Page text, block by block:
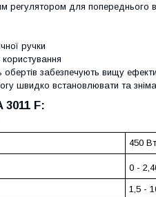
регулятором для попереднього
ручки
обертів забезпечують вищу
швидко встановлювати та
F:
450 Вт
0 -
1,5 -